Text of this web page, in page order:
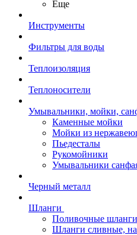
Еще
Инструменты
Фильтры для воды
Теплоизоляция
Теплоносители
Умывальники, мойки,
Каменные мойки
Мойки из
Пьедесталы
Рукомойники
Умывальники
Черный металл
Шланги
Поливочные шланги
Шланги сливные,